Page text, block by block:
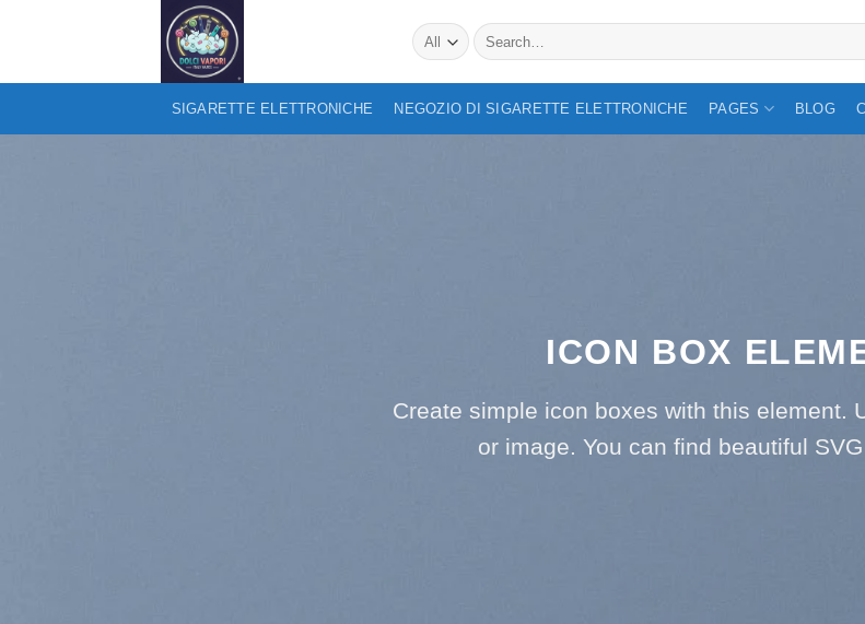
Search
for:
SIGARETTE ELETTRONICHE NEGOZIO DI SIGARETTE ELETTRONICHE PAGES BLOG
ICON BOX
Create simple icon boxes with this element.
or image. You can find beautiful